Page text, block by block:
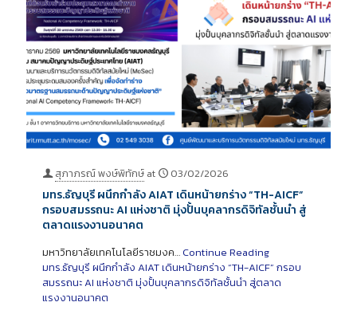
สุภาภรณ์ พงษ์พิทักษ์ at 03/02/2026
มทร.ธัญบุรี ผนึกกำลัง AIAT เดินหน้ายกร่าง “TH-AICF”
กรอบสมรรถนะ AI แห่งชาติ มุ่งปั้นบุคลากรดิจิทัลชั้นนำ สู่
ตลาดแรงงานอนาคต
มหาวิทยาลัยเทคโนโลยีราชมงค… Continue Reading
มทร.ธัญบุรี ผนึกกำลัง AIAT เดินหน้ายกร่าง “TH-AICF” กรอบ
สมรรถนะ AI แห่งชาติ มุ่งปั้นบุคลากรดิจิทัลชั้นนำ สู่ตลาด
แรงงานอนาคต